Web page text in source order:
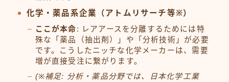
化学・薬品系企業（アトムリサーチ等※）
ここが本命: レアアースを分離するためには特
殊な「薬品（抽出剤）」や「分析技術」が必要
です。こうしたニッチな化学メーカーは、需要
増が直接受注に繋がります。
(※補足: 分析・薬品分野では、日本化学工業